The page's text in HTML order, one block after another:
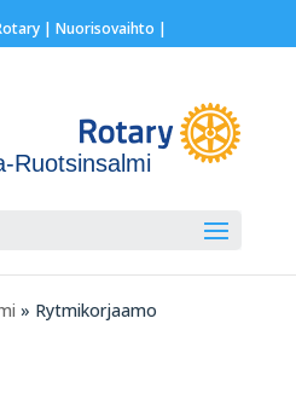
| Nuorisovaihto |
Ruotsinsalmi
» Rytmikorjaamo